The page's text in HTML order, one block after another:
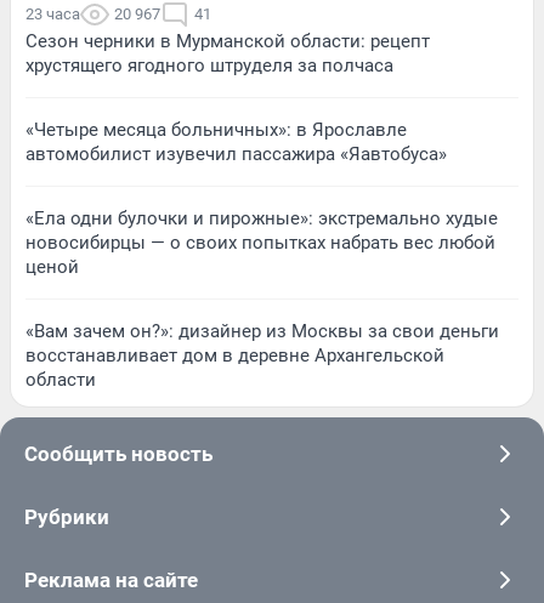
23 часа 20 967 41
Сезон черники в Мурманской области: рецепт
хрустящего ягодного штруделя за полчаса
«Четыре месяца больничных»: в Ярославле
автомобилист изувечил пассажира «Яавтобуса»
«Ела одни булочки и пирожные»: экстремально худые
новосибирцы — о своих попытках набрать вес любой
ценой
«Вам зачем он?»: дизайнер из Москвы за свои деньги
восстанавливает дом в деревне Архангельской
области
Сообщить новость
Рубрики
Реклама на сайте